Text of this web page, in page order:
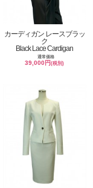
カーディガン レースブラッ
ク
Black Lace Cardigan
通常価格
39,000円(税別)